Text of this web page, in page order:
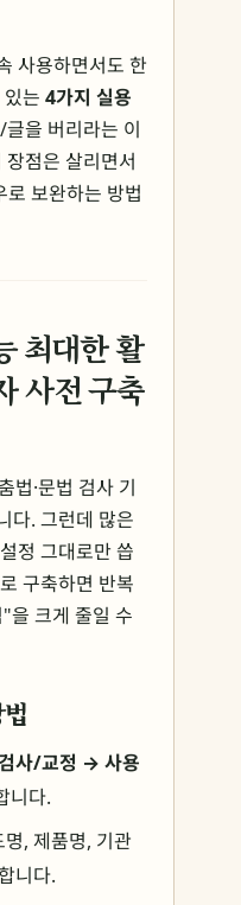
사용하면서도 한
는 4가지 실용
을 버리라는 이
점은 살리면서
보완하는 방법
최대한 활
사전 구축
법·문법 검사 기
다. 그런데 많은
정 그대로만 씁
구축하면 반복
을 크게 줄일 수
사/교정 → 사용
니다.
, 제품명, 기관
니다.